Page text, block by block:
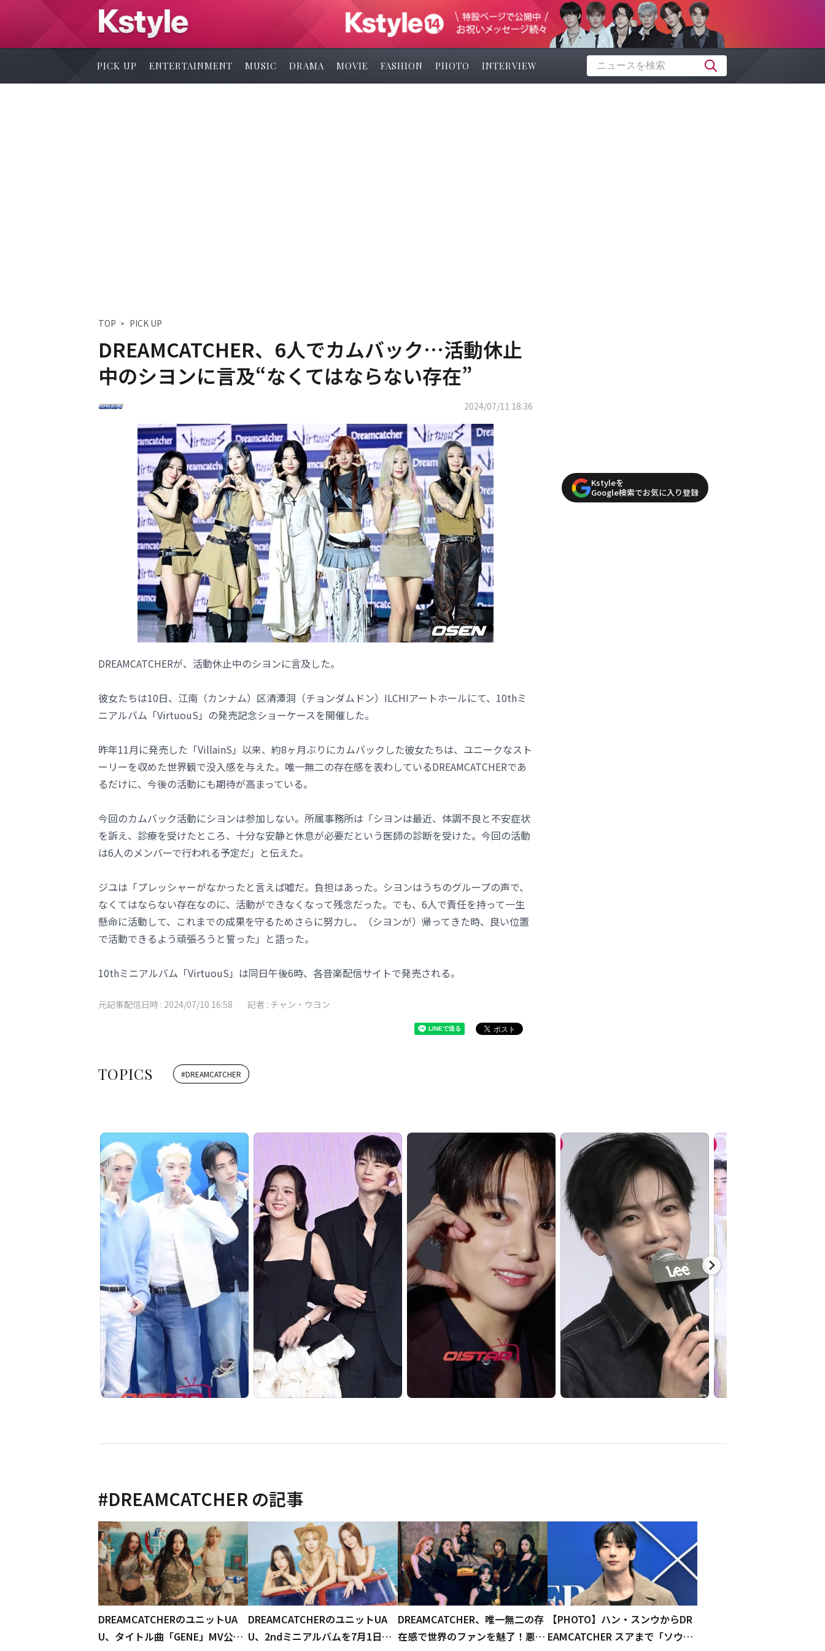
PICK UP ENTERTAINMENT MUSIC DRAMA MOVIE FASHION PHOTO INTERVIEW
TOP PICK UP
DREAMCATCHER、6人でカムバック…活動休止
中のシヨンに言及“なくてはならない存在”
2024/07/11 18:36
DREAMCATCHERが、活動休止中のシヨンに言及した。
彼女たちは10日、江南（カンナム）区清潭洞（チョンダムドン）ILCHIアートホールにて、10thミ
ニアルバム「VirtuouS」の発売記念ショーケースを開催した。
昨年11月に発売した「VillainS」以来、約8ヶ月ぶりにカムバックした彼女たちは、ユニークなスト
ーリーを収めた世界観で没入感を与えた。唯一無二の存在感を表わしているDREAMCATCHERであ
るだけに、今後の活動にも期待が高まっている。
今回のカムバック活動にシヨンは参加しない。所属事務所は「シヨンは最近、体調不良と不安症状
を訴え、診療を受けたところ、十分な安静と休息が必要だという医師の診断を受けた。今回の活動
は6人のメンバーで行われる予定だ」と伝えた。
ジユは「プレッシャーがなかったと言えば嘘だ。負担はあった。シヨンはうちのグループの声で、
なくてはならない存在なのに、活動ができなくなって残念だった。でも、6人で責任を持って一生
懸命に活動して、これまでの成果を守るためさらに努力し、（シヨンが）帰ってきた時、良い位置
で活動できるよう頑張ろうと誓った」と語った。
10thミニアルバム「VirtuouS」は同日午後6時、各音楽配信サイトで発売される。
元記事配信日時 : 2024/07/10 16:58 記者 : チャン・ウヨン
TOPICS #DREAMCATCHER
Kstyleを
Google検索でお気に入り登録
#DREAMCATCHER の記事
DREAMCATCHERのユニットUA
U、タイトル曲「GENE」MV公
DREAMCATCHERのユニットUA
U、2ndミニアルバムを7月1日に
DREAMCATCHER、唯一無二の存
在感で世界のファンを魅了！悪夢
【PHOTO】ハン・スンウからDR
EAMCATCHER スアまで「ソウル